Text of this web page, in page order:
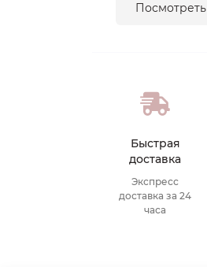
Посмотреть
Быстрая
доставка
Экспресс
доставка за 24
часа